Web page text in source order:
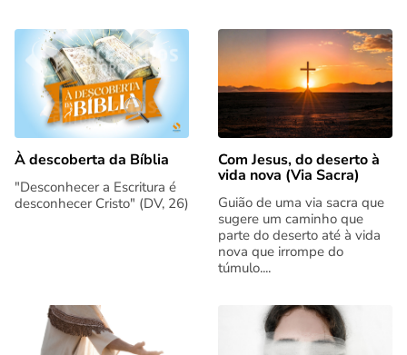
À descoberta da Bíblia
"Desconhecer a Escritura é
desconhecer Cristo" (DV, 26)
Com Jesus, do deserto à
vida nova (Via Sacra)
Guião de uma via sacra que
sugere um caminho que
parte do deserto até à vida
nova que irrompe do
túmulo....